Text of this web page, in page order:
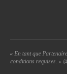
« En tant que
conditions requises. »